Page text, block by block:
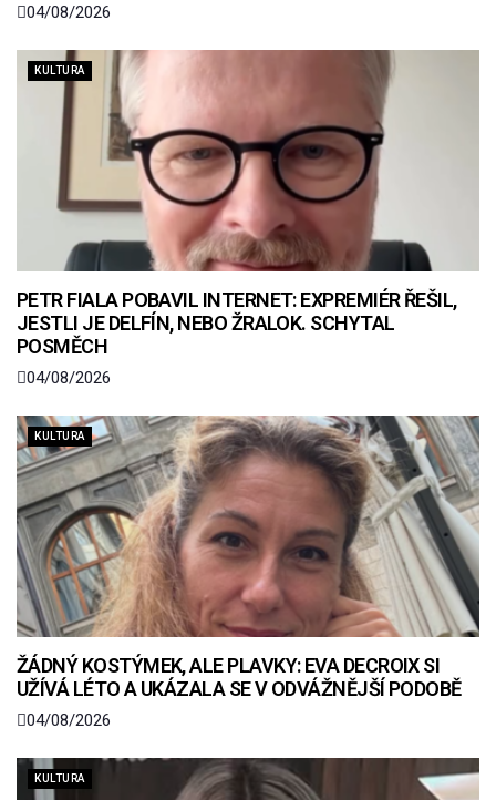
04/08/2026
KULTURA
PETR FIALA POBAVIL INTERNET: EXPREMIÉR ŘEŠIL,
JESTLI JE DELFÍN, NEBO ŽRALOK. SCHYTAL
POSMĚCH
04/08/2026
KULTURA
ŽÁDNÝ KOSTÝMEK, ALE PLAVKY: EVA DECROIX SI
UŽÍVÁ LÉTO A UKÁZALA SE V ODVÁŽNĚJŠÍ PODOBĚ
04/08/2026
KULTURA